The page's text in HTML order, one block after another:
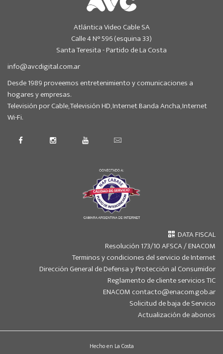
Atlántica Video Cable SA
Calle 4 N° 596 (esquina 33)
Santa Teresita - Partido de La Costa
info@avcdigital.com.ar
Desde 1989 proveemos entretenimiento y comunicaciones a
hogares y empresas.
Televisión por Cable, Televisión HD, Internet Banda Ancha, Internet
Wi-Fi.
DATA FISCAL
Resolución 173/10 AFSCA / ENACOM
Terminos y condiciones del servicio de Internet
Dirección General de Defensa y Protección al Consumidor
Reglamento de cliente servicios TIC
ENACOM contacto@enacom.gob.ar
Solicitud de baja de Servicio
Actualización de abonos
Hecho en La Costa